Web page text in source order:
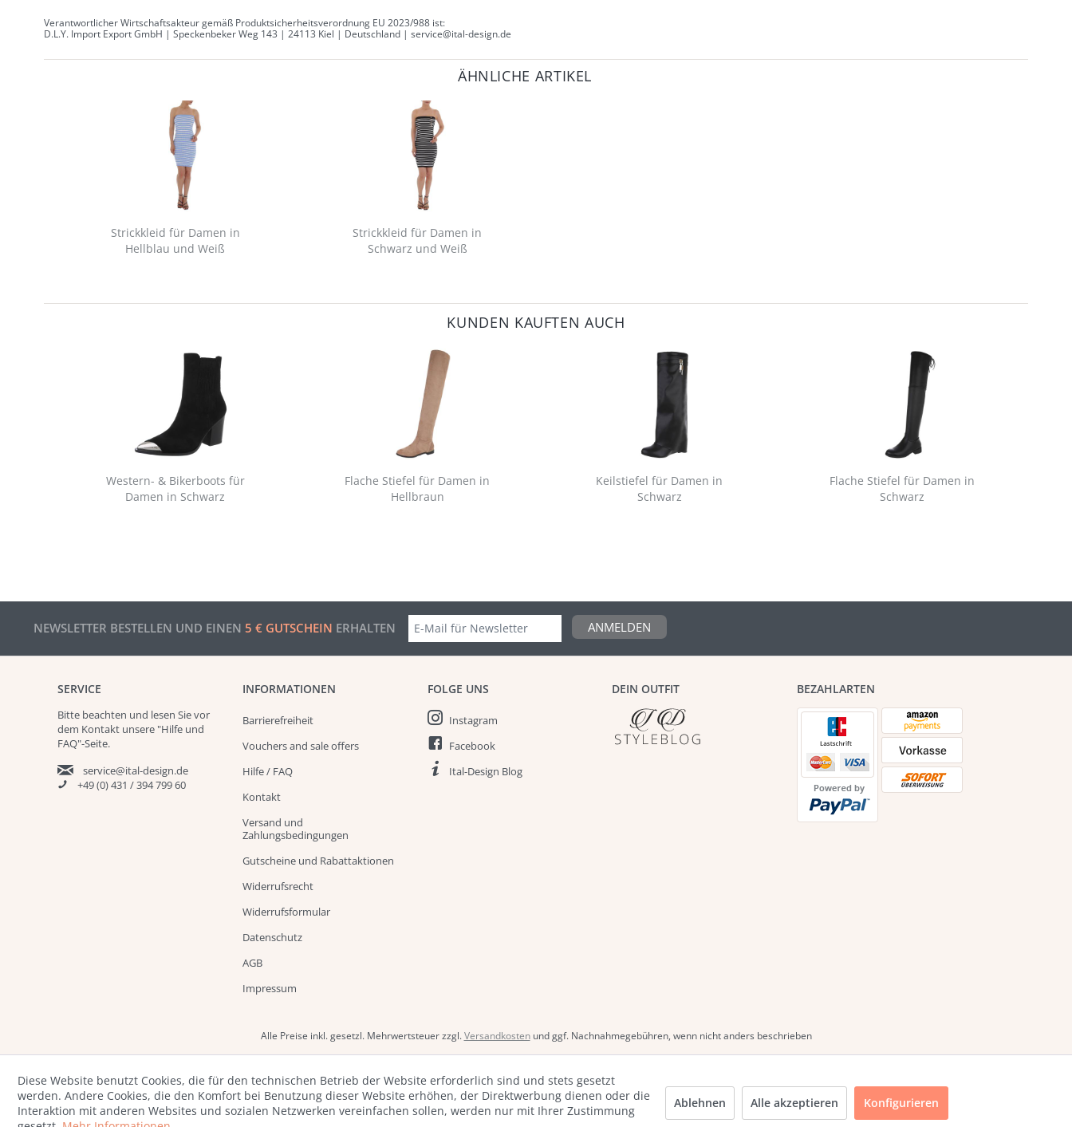
Verantwortlicher Wirtschaftsakteur gemäß Produktsicherheitsverordnung EU 2023/988 ist:
D.L.Y. Import Export GmbH | Speckenbeker Weg 143 | 24113 Kiel | Deutschland | service@ital-design.de
ÄHNLICHE ARTIKEL
Strickkleid für Damen in
Hellblau und Weiß
Strickkleid für Damen in
Schwarz und Weiß
KUNDEN KAUFTEN AUCH
Western- & Bikerboots für
Damen in Schwarz
Flache Stiefel für Damen in
Hellbraun
Keilstiefel für Damen in
Schwarz
Flache Stiefel für Damen in
Schwarz
NEWSLETTER BESTELLEN UND EINEN 5 € GUTSCHEIN ERHALTEN ANMELDEN
SERVICE
Bitte beachten und lesen Sie vor
dem Kontakt unsere "Hilfe und
FAQ"-Seite.
service@ital-design.de
+49 (0) 431 / 394 799 60
INFORMATIONEN
Barrierefreiheit
Vouchers and sale offers
Hilfe / FAQ
Kontakt
Versand und
Zahlungsbedingungen
Gutscheine und Rabattaktionen
Widerrufsrecht
Widerrufsformular
Datenschutz
AGB
Impressum
FOLGE UNS
Instagram
Facebook
Ital-Design Blog
DEIN OUTFIT BEZAHLARTEN
Alle Preise inkl. gesetzl. Mehrwertsteuer zzgl.Versandkostenund ggf. Nachnahmegebühren, wenn nicht anders beschrieben
Diese Website benutzt Cookies, die für den technischen Betrieb der Website erforderlich sind und stets gesetzt
werden. Andere Cookies, die den Komfort bei Benutzung dieser Website erhöhen, der Direktwerbung dienen oder die
Interaktion mit anderen Websites und sozialen Netzwerken vereinfachen sollen, werden nur mit Ihrer Zustimmung
Ablehnen Alle akzeptieren Konfigurieren